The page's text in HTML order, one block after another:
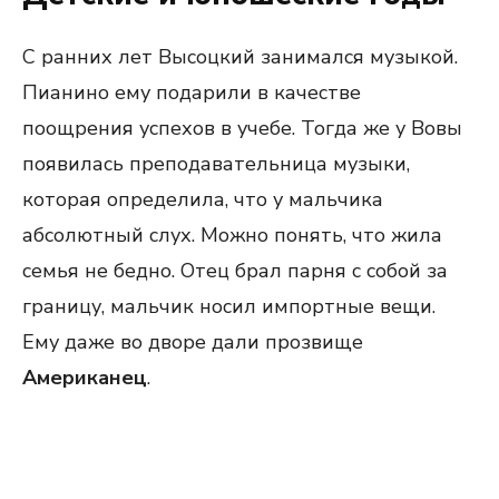
С ранних лет Высоцкий занимался музыкой.
Пианино ему подарили в качестве
поощрения успехов в учебе. Тогда же у Вовы
появилась преподавательница музыки,
которая определила, что у мальчика
абсолютный слух. Можно понять, что жила
семья не бедно. Отец брал парня с собой за
границу, мальчик носил импортные вещи.
Ему даже во дворе дали прозвище
Американец.